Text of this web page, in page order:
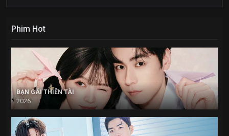
Phim Hot
BẠN GÁI THIÊN TÀI
2026